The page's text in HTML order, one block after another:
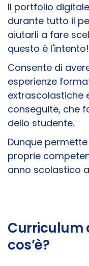
Il portfolio
durante tutto il
aiutarli a fare
questo è l'intento!
Consente di
esperienze
extrascolastiche
conseguite, che
dello studente.
Dunque
proprie
anno scolastico
Curriculum
cos’è?